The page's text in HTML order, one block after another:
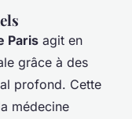
Paris agit en
grâce à des
profond. Cette
médecine